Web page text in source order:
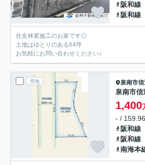
阪和線
阪和線
住友林業施工のお家です◎
土地はゆとりのある64坪
お気軽にお問い合わせください♪
売地 泉南市
泉南市
1,400
- /
阪和線
阪和線
南海本